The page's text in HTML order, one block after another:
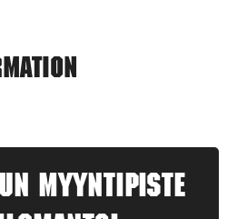
myyntipiste